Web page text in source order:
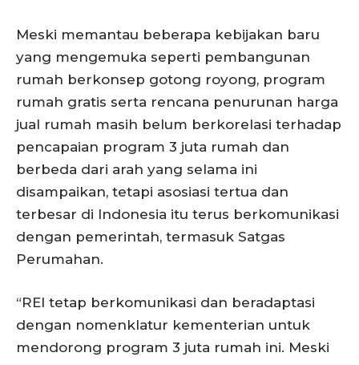
Meski memantau beberapa kebijakan baru
yang mengemuka seperti pembangunan
rumah berkonsep gotong royong, program
rumah gratis serta rencana penurunan harga
jual rumah masih belum berkorelasi terhadap
pencapaian program 3 juta rumah dan
berbeda dari arah yang selama ini
disampaikan, tetapi asosiasi tertua dan
terbesar di Indonesia itu terus berkomunikasi
dengan pemerintah, termasuk Satgas
Perumahan.
“REI tetap berkomunikasi dan beradaptasi
dengan nomenklatur kementerian untuk
mendorong program 3 juta rumah ini. Meski